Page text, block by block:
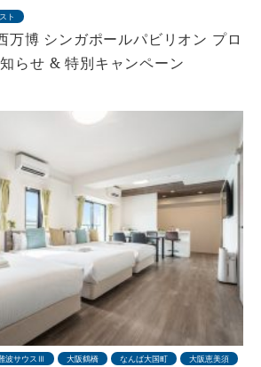
ト
万博 シンガポールパビリオン プロ
らせ & 特別キャンペーン
波サウスⅢ 大阪鶴橋 なんば大国町 大阪恵美須